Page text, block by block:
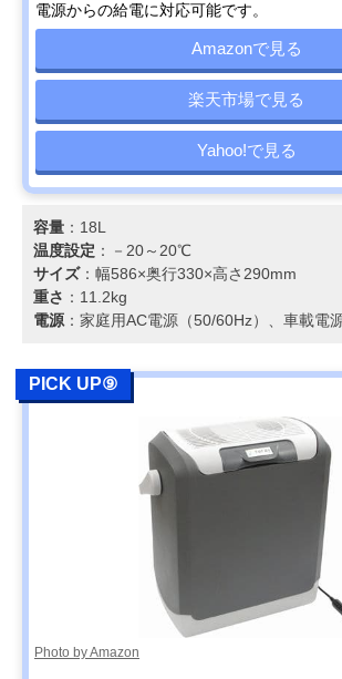
電源からの給電に対応可能です。
Amazonで見る
楽天市場で見る
Yahoo!で見る
容量 ：18L
温度設定 ：－20～20℃
サイズ：幅586×奥行330×高さ290mm
重さ ：11.2kg
電源：家庭用AC電源（50/60Hz）、車載電
PICK UP⑨
Photo by Amazon